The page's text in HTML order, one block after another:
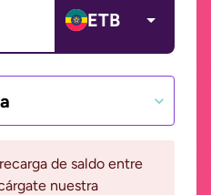
ETB
de saldo entre
nuestra